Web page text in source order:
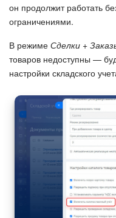
он продолжит работать
ограничениями.
В режиме Сделки +
товаров недоступны —
настройки складского